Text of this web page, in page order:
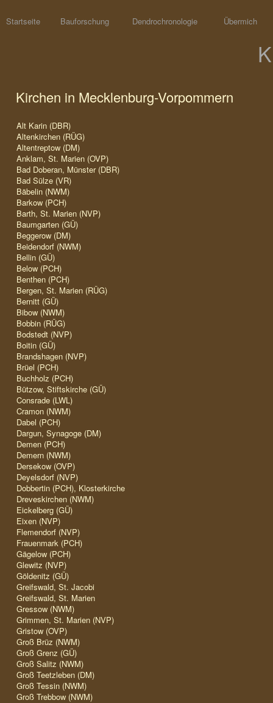
Startseite Bauforschung Dendrochronologie Übermich
Kirchen in Mecklenburg-Vorpommern
Alt Karin (DBR)
Altenkirchen (RÜG)
Altentreptow (DM)
Anklam, St. Marien (OVP)
Bad Doberan, Münster (DBR)
Bad Sülze (VR)
Bäbelin (NWM)
Barkow (PCH)
Barth, St. Marien (NVP)
Baumgarten (GÜ)
Beggerow (DM)
Beidendorf (NWM)
Bellin (GÜ)
Below (PCH)
Benthen (PCH)
Bergen, St. Marien (RÜG)
Bernitt (GÜ)
Bibow (NWM)
Bobbin (RÜG)
Bodstedt (NVP)
Boitin (GÜ)
Brandshagen (NVP)
Brüel (PCH)
Buchholz (PCH)
Bützow, Stiftskirche (GÜ)
Consrade (LWL)
Cramon (NWM)
Dabel (PCH)
Dargun, Synagoge (DM)
Demen (PCH)
Demern (NWM)
Dersekow (OVP)
Deyelsdorf (NVP)
Dobbertin (PCH), Klosterkirche
Dreveskirchen (NWM)
Eickelberg (GÜ)
Eixen (NVP)
Flemendorf (NVP)
Frauenmark (PCH)
Gägelow (PCH)
Glewitz (NVP)
Göldenitz (GÜ)
Greifswald, St. Jacobi
Greifswald, St. Marien
Gressow (NWM)
Grimmen, St. Marien (NVP)
Gristow (OVP)
Groß Brüz (NWM)
Groß Grenz (GÜ)
Groß Salitz (NWM)
Groß Teetzleben (DM)
Groß Tessin (NWM)
Groß Trebbow (NWM)